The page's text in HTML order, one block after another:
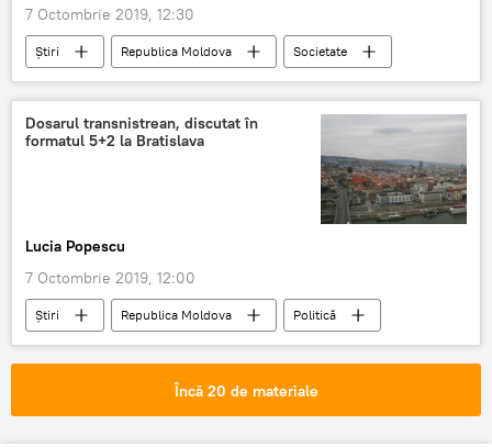
7 Octombrie 2019, 12:30
Știri Republica Moldova
Societate
Grupare criminală
detenție pe viață
închisoare
jaf Crimă
Dosarul transnistrean, discutat în
formatul 5+2 la Bratislava
Lucia Popescu
7 Octombrie 2019, 12:00
Știri Republica Moldova
Politică
formatul 5+2 problema transnistreană
problema transnistreană
Încă 20 de materiale